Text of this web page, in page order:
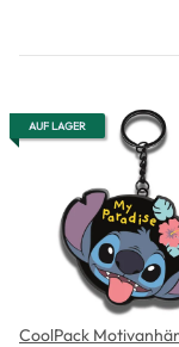
AUF LAGER
CoolPack